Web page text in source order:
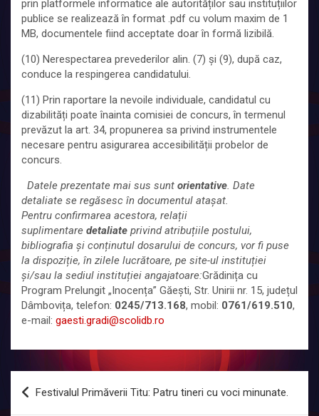
prin platformele informatice ale autorităților sau instituțiilor
publice se realizează în format .pdf cu volum maxim de 1
MB, documentele fiind acceptate doar în formă lizibilă.
(10) Nerespectarea prevederilor alin. (7) și (9), după caz,
conduce la respingerea candidatului.
(11) Prin raportare la nevoile individuale, candidatul cu
dizabilități poate înainta comisiei de concurs, în termenul
prevăzut la art. 34, propunerea sa privind instrumentele
necesare pentru asigurarea accesibilității probelor de
concurs.
Datele prezentate mai sus sunt orientative. Date
detaliate se regăsesc în documentul atașat.
Pentru confirmarea acestora, relații
suplimentare detaliate privind atribuțiile postului,
bibliografia și conținutul dosarului de concurs, vor fi puse
la dispoziție, în zilele lucrătoare, pe site-ul instituției
și/sau la sediul instituției angajatoare:Grădinița cu
Program Prelungit „Inocența” Găești, Str. Unirii nr. 15, județul
Dâmbovița, telefon: 0245/713.168, mobil: 0761/619.510,
e-mail: gaesti.gradi@scolidb.ro
Navigare
Festivalul Primăverii Titu: Patru tineri cu voci minunate.